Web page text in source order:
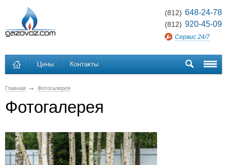
(812) 648-24-78
(812) 920-45-09
Сервис 24/7
Цены Контакты
Главная Фотогалерея
Фотогалерея